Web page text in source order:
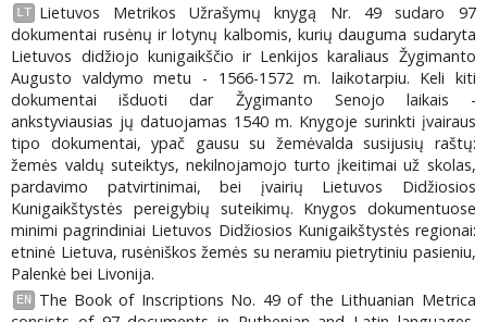
LT
Lietuvos Metrikos Užrašymų knygą Nr. 49 sudaro 97
dokumentai rusėnų ir lotynų kalbomis, kurių dauguma sudaryta
Lietuvos didžiojo kunigaikščio ir Lenkijos karaliaus Žygimanto
Augusto valdymo metu - 1566-1572 m. laikotarpiu. Keli kiti
dokumentai išduoti dar Žygimanto Senojo laikais -
ankstyviausias jų datuojamas 1540 m. Knygoje surinkti įvairaus
tipo dokumentai, ypač gausu su žemėvalda susijusių raštų:
žemės valdų suteiktys, nekilnojamojo turto įkeitimai už skolas,
pardavimo patvirtinimai, bei įvairių Lietuvos Didžiosios
Kunigaikštystės pereigybių suteikimų. Knygos dokumentuose
minimi pagrindiniai Lietuvos Didžiosios Kunigaikštystės regionai:
etninė Lietuva, rusėniškos žemės su neramiu pietrytiniu pasieniu,
Palenkė bei Livonija.
EN
The Book of Inscriptions No. 49 of the Lithuanian Metrica